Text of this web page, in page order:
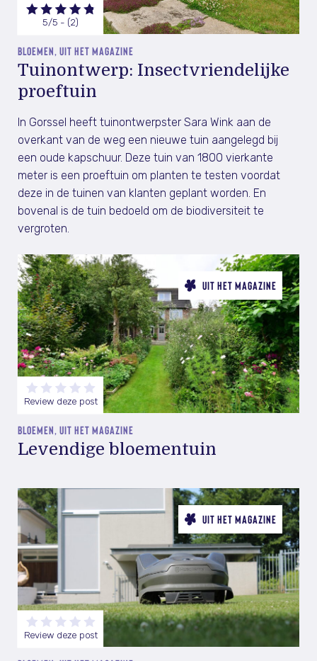
5/5 - (2)
BLOEMEN, UIT HET MAGAZINE
Tuinontwerp: Insectvriendelijke
proeftuin
In Gorssel heeft tuinontwerpster Sara Wink aan de
overkant van de weg een nieuwe tuin aangelegd bij
een oude kapschuur. Deze tuin van 1800 vierkante
meter is een proeftuin om planten te testen voordat
deze in de tuinen van klanten geplant worden. En
bovenal is de tuin bedoeld om de biodiversiteit te
vergroten.
UIT HET MAGAZINE
Review deze post
BLOEMEN, UIT HET MAGAZINE
Levendige bloementuin
UIT HET MAGAZINE
Review deze post